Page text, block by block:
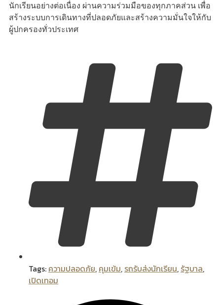
นักเรียนอย่างต่อเนื่อง ผ่านความร่วมมือของทุกภาคส่วน เพื่อ
สร้างระบบการเดินทางที่ปลอดภัยและสร้างความมั่นใจให้กับ
ผู้ปกครองทั่วประเทศ
Tags: ความปลอดภัย, คุมเข้ม, รถรับส่งนักเรียน, รัฐบาล,
เปิดเทอม